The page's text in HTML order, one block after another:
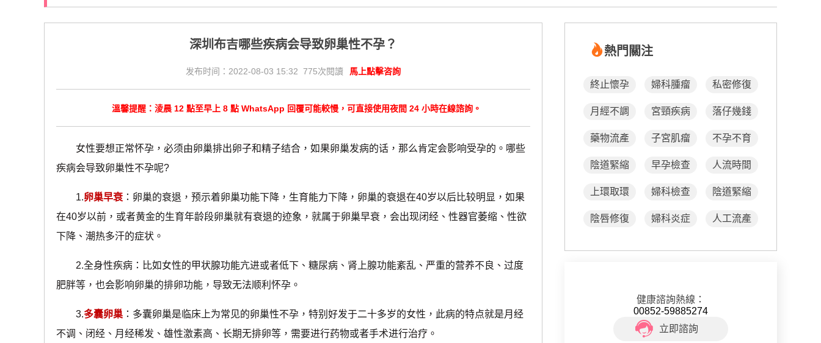
深圳布吉哪些疾病会导致卵巢性不孕？
发布时间：2022-08-03 15:32 775次閱讀 馬上點擊咨詢
溫馨提醒：淩晨 12 點至早上 8 點 WhatsApp 回覆可能較慢，可直接使用夜間 24 小時在線諮詢。
女性要想正常怀孕，必须由卵巢排出卵子和精子结合，如果卵巢发病的话，那么肯定会影响受孕的。哪些
疾病会导致卵巢性不孕呢?
1.卵巢早衰 ：卵巢的衰退，预示着卵巢功能下降，生育能力下降，卵巢的衰退在40岁以后比较明显，如果
在40岁以前，或者黄金的生育年龄段卵巢就有衰退的迹象，就属于卵巢早衰，会出现闭经、性器官萎缩、性欲
下降、潮热多汗的症状。
2.全身性疾病：比如女性的甲状腺功能亢进或者低下、糖尿病、肾上腺功能紊乱、严重的营养不良、过度
肥胖等，也会影响卵巢的排卵功能，导致无法顺利怀孕。
3.多囊卵巢 ：多囊卵巢是临床上为常见的卵巢性不孕，特别好发于二十多岁的女性，此病的特点就是月经
不调、闭经、月经稀发、雄性激素高、长期无排卵等，需要进行药物或者手术进行治疗。
熱門關注
終止懷孕 婦科腫瘤 私密修復
月經不調 宮頸疾病 落仔幾錢
藥物流產 子宮肌瘤 不孕不育
陰道緊縮 早孕檢查 人流時間
上環取環 婦科檢查 陰道緊縮
陰唇修復 婦科炎症 人工流產
健康諮詢熱線：
00852-59885274
立即諮詢